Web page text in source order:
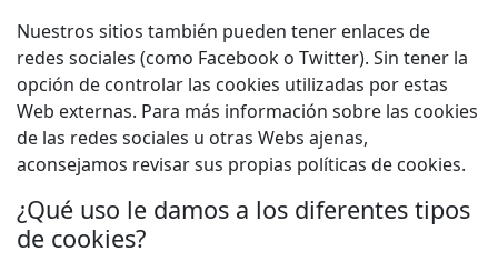
Nuestros sitios también pueden tener enlaces de
redes sociales (como Facebook o Twitter). Sin tener la
opción de controlar las cookies utilizadas por estas
Web externas. Para más información sobre las cookies
de las redes sociales u otras Webs ajenas,
aconsejamos revisar sus propias políticas de cookies.
¿Qué uso le damos a los diferentes tipos
de cookies?